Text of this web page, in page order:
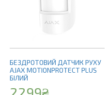
БЕЗДРОТОВИЙ ДАТЧИК РУХУ
AJAX MOTIONPROTECT PLUS
БІЛИЙ